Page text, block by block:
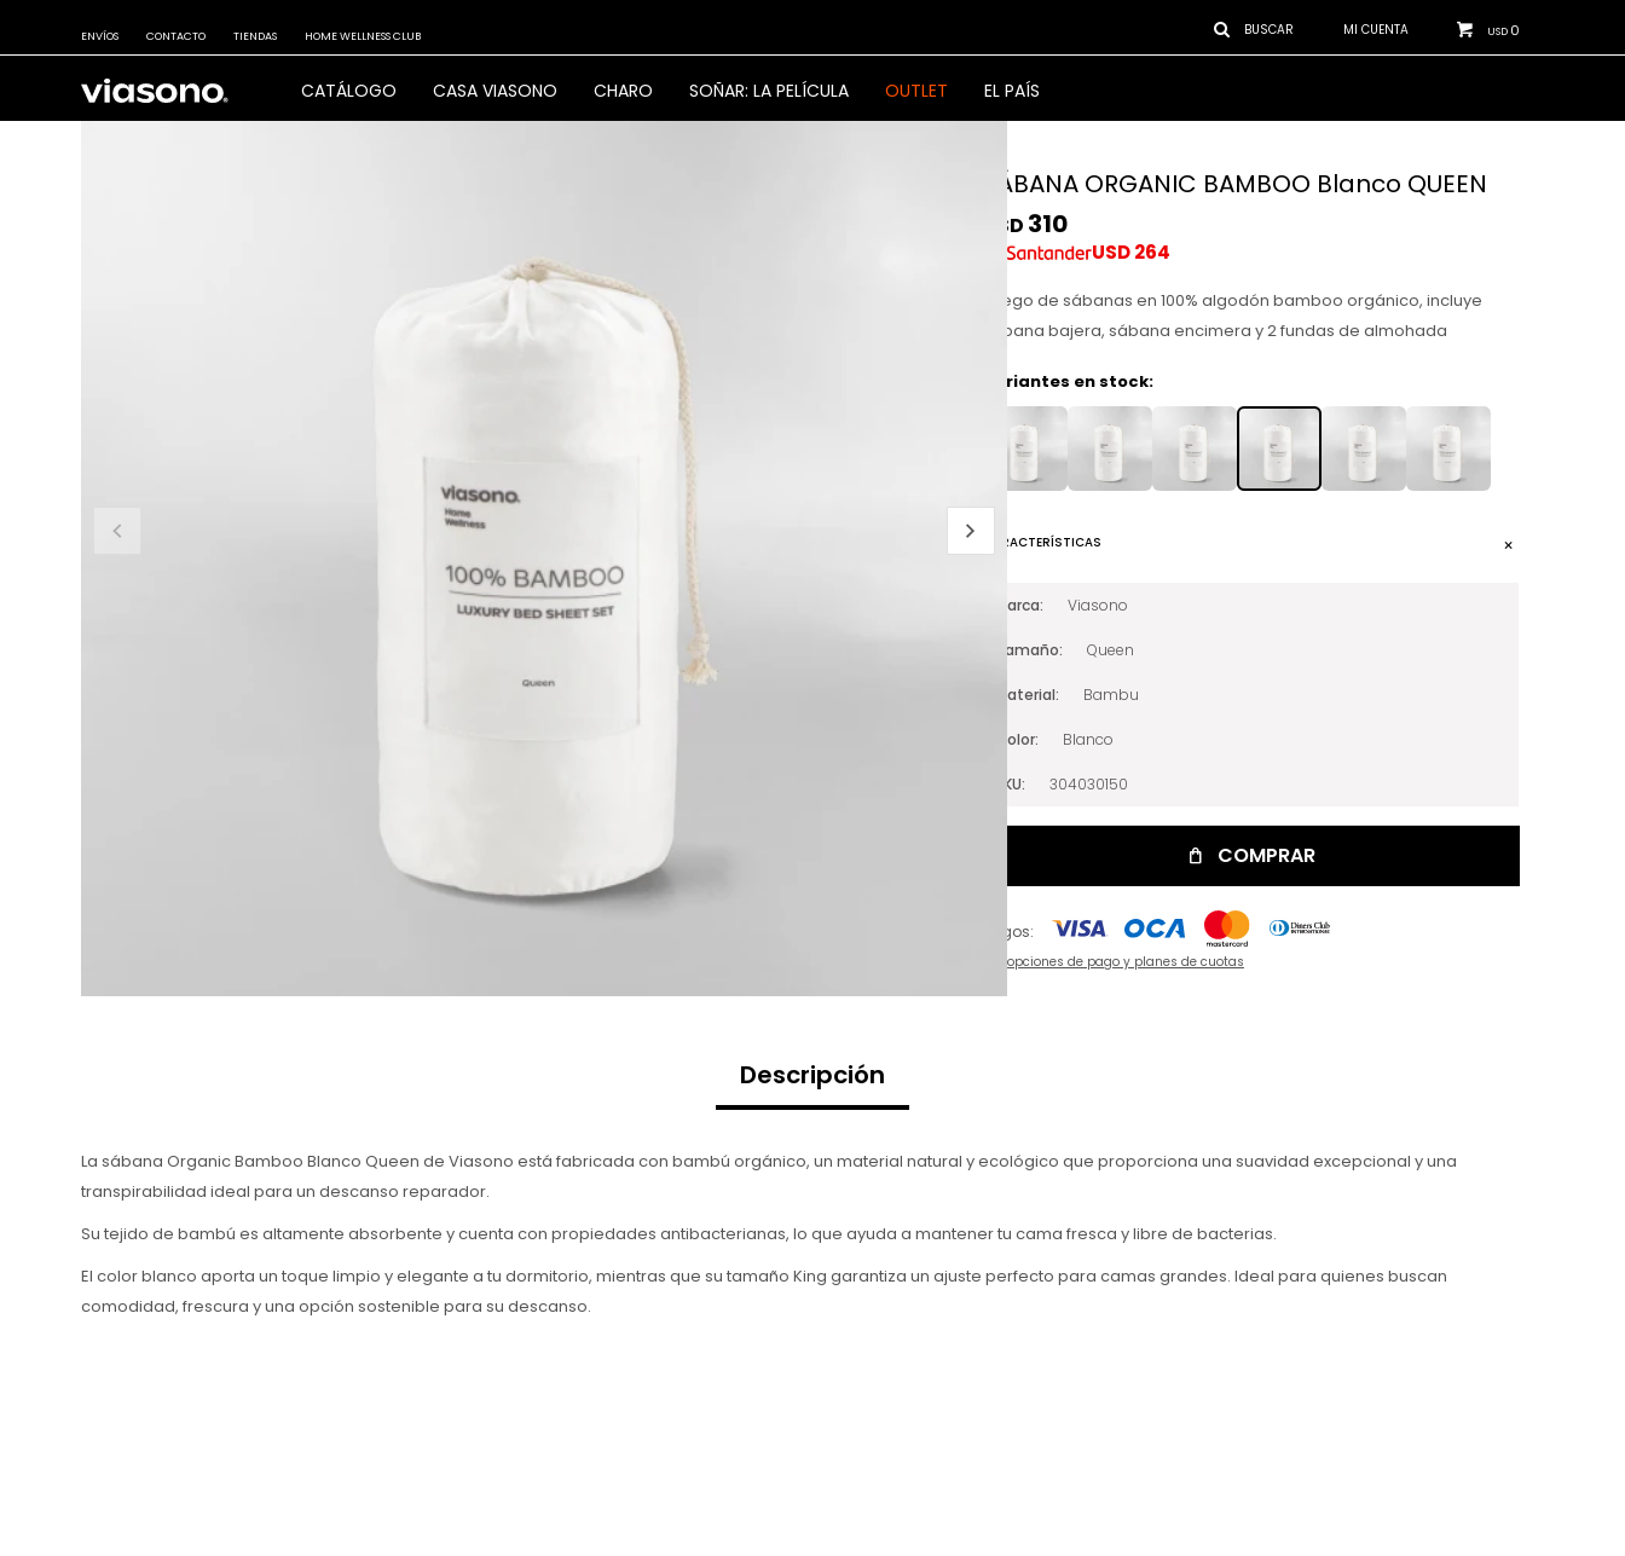
CATÁLOGO CASA VIASONO CHARO SOÑAR: LA PELÍCULA OUTLET EL PAÍS
USD 0
ENVÍOS CONTACTO TIENDAS HOME WELLNESS CLUB
SÁBANA ORGANIC BAMBOO Blanco QUEEN
USD 310
USD264
Juego de sábanas en 100% algodón bamboo orgánico, incluye
sábana bajera, sábana encimera y 2 fundas de almohada
Variantes en stock:
CARACTERÍSTICAS
Marca Viasono
Tamaño Queen
Material Bambu
Color Blanco
SKU 304030150
COMPRAR
Pagos:
Ver opciones de pago y planes de cuotas
Descripción
La sábana Organic Bamboo Blanco Queen de Viasono está fabricada con bambú orgánico, un material natural y ecológico que proporciona una suavidad excepcional y una
transpirabilidad ideal para un descanso reparador.
Su tejido de bambú es altamente absorbente y cuenta con propiedades antibacterianas, lo que ayuda a mantener tu cama fresca y libre de bacterias.
El color blanco aporta un toque limpio y elegante a tu dormitorio, mientras que su tamaño King garantiza un ajuste perfecto para camas grandes. Ideal para quienes buscan
comodidad, frescura y una opción sostenible para su descanso.